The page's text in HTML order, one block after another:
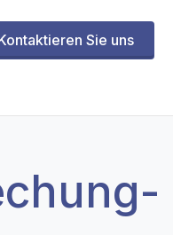
Sie uns